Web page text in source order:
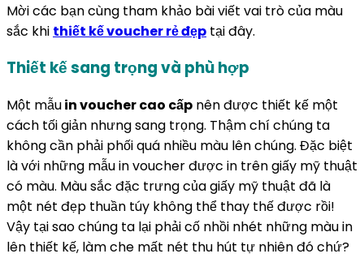
Mời các bạn cùng tham khảo bài viết vai trò của màu
sắc khi thiết kế voucher rẻ đẹp tại đây.
Thiết kế sang trọng và phù hợp
Một mẫuin voucher cao cấp nên được thiết kế một
cách tối giản nhưng sang trọng. Thậm chí chúng ta
không cần phải phối quá nhiều màu lên chúng. Đặc biệt
là với những mẫu in voucher được in trên giấy mỹ thuật
có màu. Màu sắc đặc trưng của giấy mỹ thuật đã là
một nét đẹp thuần túy không thể thay thế được rồi!
Vậy tại sao chúng ta lại phải cố nhồi nhét những màu in
lên thiết kế, làm che mất nét thu hút tự nhiên đó chứ?